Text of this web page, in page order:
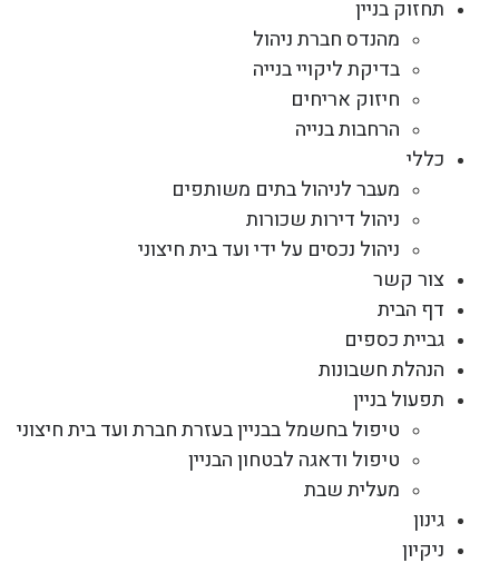
תחזוק בניין
מהנדס חברת ניהול
בדיקת ליקויי בנייה
חיזוק אריחים
הרחבות בנייה
כללי
מעבר לניהול בתים משותפים
ניהול דירות שכורות
ניהול נכסים על ידי ועד בית חיצוני
צור קשר
דף הבית
גביית כספים
הנהלת חשבונות
תפעול בניין
טיפול בחשמל בבניין בעזרת חברת ועד בית חיצוני
טיפול ודאגה לבטחון הבניין
מעלית שבת
גינון
ניקיון